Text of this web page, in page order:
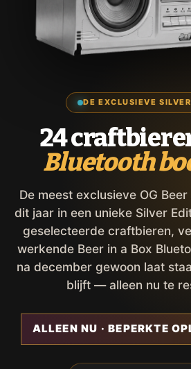
DE EXCLUSIEVE
24
Bluetooth
De meest exclusieve OG
dit jaar in een unieke Silver
geselecteerde craftbieren,
werkende Beer in a Box
na december gewoon laat
blijft — alleen nu te
ALLEEN NU · BEPERKTE